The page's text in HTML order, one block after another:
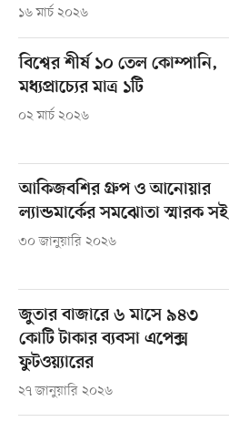
১৬ মার্চ ২০২৬
বিশ্বের শীর্ষ ১০ তেল কোম্পানি,
মধ্যপ্রাচ্যের মাত্র ১টি
০২ মার্চ ২০২৬
আকিজবশির গ্রুপ ও আনোয়ার
ল্যান্ডমার্কের সমঝোতা স্মারক সই
৩০ জানুয়ারি ২০২৬
জুতার বাজারে ৬ মাসে ৯৪৩
কোটি টাকার ব্যবসা এপেক্স
ফুটওয়্যারের
২৭ জানুয়ারি ২০২৬